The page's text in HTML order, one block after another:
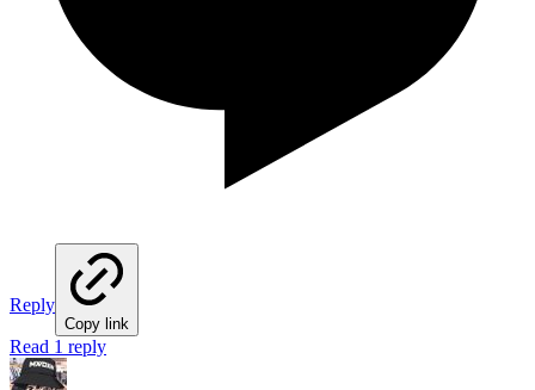
Reply
Copy link
Read 1 reply